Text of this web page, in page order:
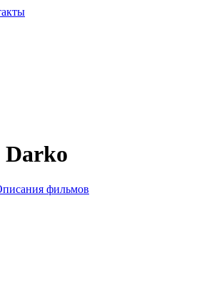
Darko
фильмов